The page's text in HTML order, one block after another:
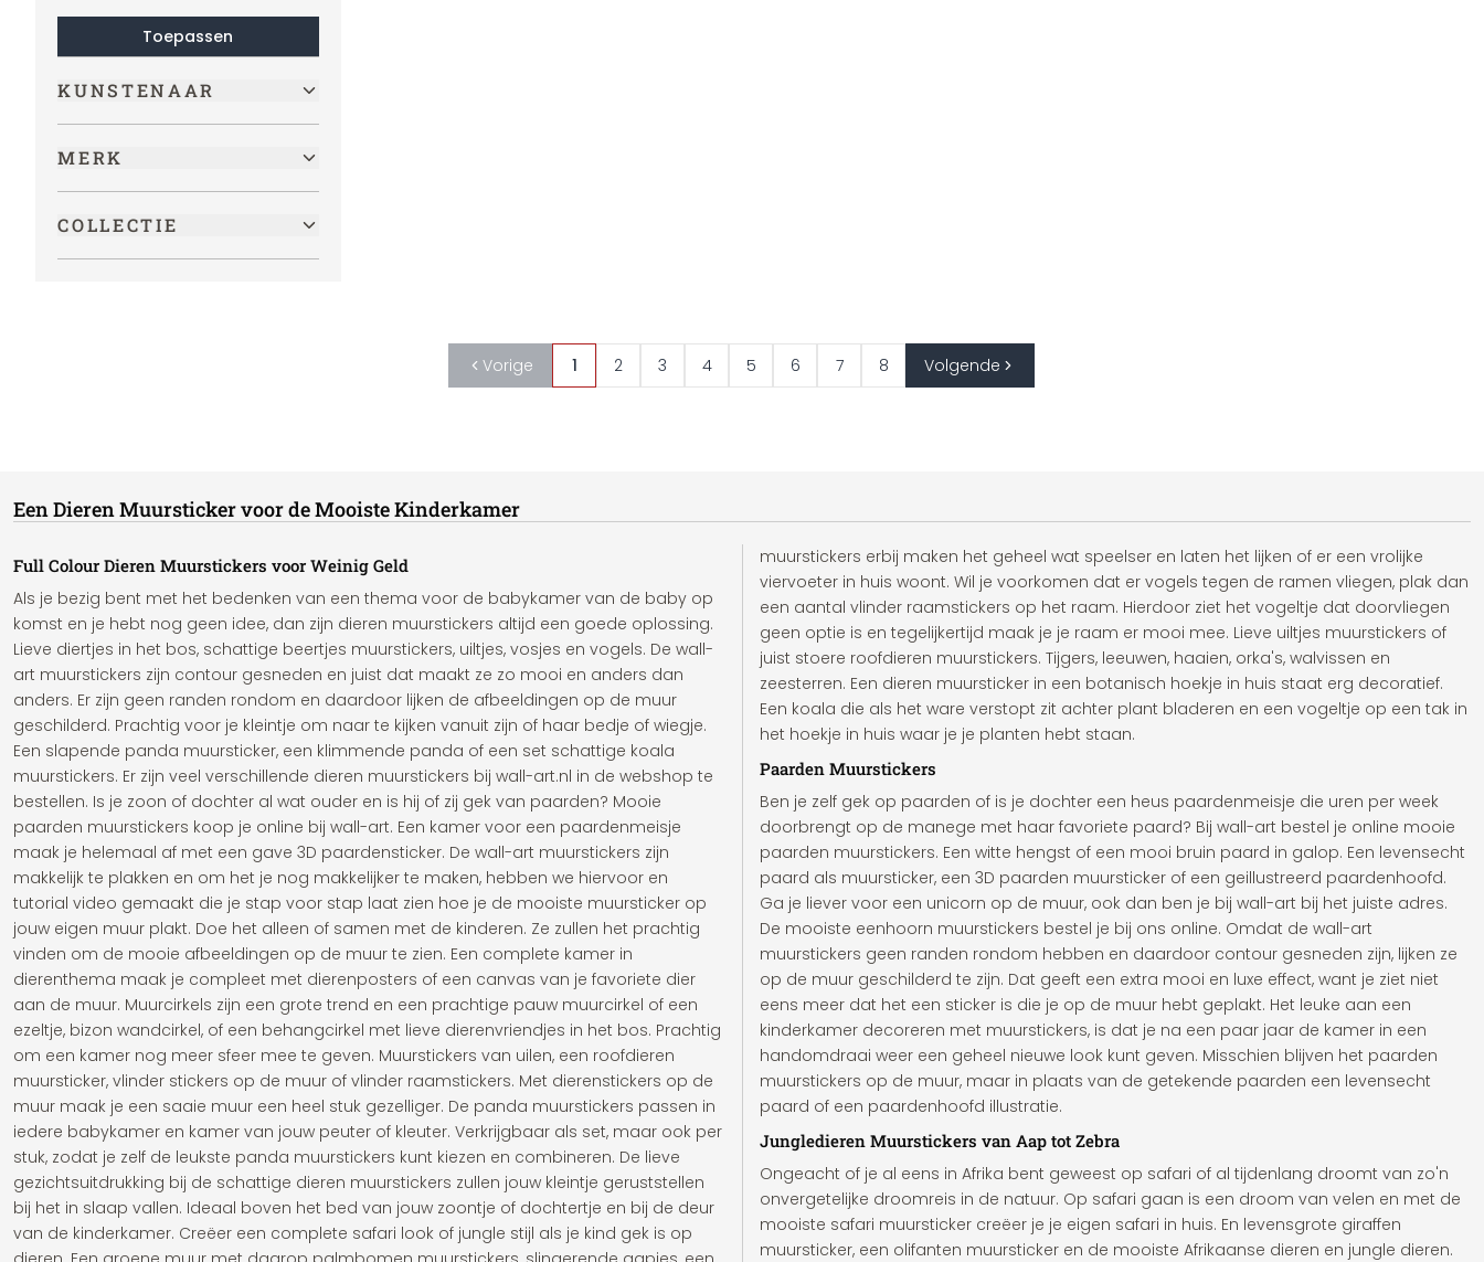
Toepassen
KUNSTENAAR
MERK
COLLECTIE
Vorige 1 2 3 4 5 6 7 8 Volgende
Een Dieren Muursticker voor de Mooiste Kinderkamer
Full Colour Dieren Muurstickers voor Weinig Geld
Als je bezig bent met het bedenken van een thema voor de babykamer van de baby op
komst en je hebt nog geen idee, dan zijn dieren muurstickers altijd een goede oplossing.
Lieve diertjes in het bos, schattige beertjes muurstickers, uiltjes, vosjes en vogels. De wall-
art muurstickers zijn contour gesneden en juist dat maakt ze zo mooi en anders dan
anders. Er zijn geen randen rondom en daardoor lijken de afbeeldingen op de muur
geschilderd. Prachtig voor je kleintje om naar te kijken vanuit zijn of haar bedje of wiegje.
Een slapende panda muursticker, een klimmende panda of een set schattige koala
muurstickers. Er zijn veel verschillende dieren muurstickers bij wall-art.nl in de webshop te
bestellen. Is je zoon of dochter al wat ouder en is hij of zij gek van paarden? Mooie
paarden muurstickers koop je online bij wall-art. Een kamer voor een paardenmeisje
maak je helemaal af met een gave 3D paardensticker. De wall-art muurstickers zijn
makkelijk te plakken en om het je nog makkelijker te maken, hebben we hiervoor en
tutorial video gemaakt die je stap voor stap laat zien hoe je de mooiste muursticker op
jouw eigen muur plakt. Doe het alleen of samen met de kinderen. Ze zullen het prachtig
vinden om de mooie afbeeldingen op de muur te zien. Een complete kamer in
dierenthema maak je compleet met dierenposters of een canvas van je favoriete dier
aan de muur. Muurcirkels zijn een grote trend en een prachtige pauw muurcirkel of een
ezeltje, bizon wandcirkel, of een behangcirkel met lieve dierenvriendjes in het bos. Prachtig
om een kamer nog meer sfeer mee te geven. Muurstickers van uilen, een roofdieren
muursticker, vlinder stickers op de muur of vlinder raamstickers. Met dierenstickers op de
muur maak je een saaie muur een heel stuk gezelliger. De panda muurstickers passen in
iedere babykamer en kamer van jouw peuter of kleuter. Verkrijgbaar als set, maar ook per
stuk, zodat je zelf de leukste panda muurstickers kunt kiezen en combineren. De lieve
gezichtsuitdrukking bij de schattige dieren muurstickers zullen jouw kleintje geruststellen
bij het in slaap vallen. Ideaal boven het bed van jouw zoontje of dochtertje en bij de deur
van de kinderkamer. Creëer een complete safari look of jungle stijl als je kind gek is op
muurstickers erbij maken het geheel wat speelser en laten het lijken of er een vrolijke
viervoeter in huis woont. Wil je voorkomen dat er vogels tegen de ramen vliegen, plak dan
een aantal vlinder raamstickers op het raam. Hierdoor ziet het vogeltje dat doorvliegen
geen optie is en tegelijkertijd maak je je raam er mooi mee. Lieve uiltjes muurstickers of
juist stoere roofdieren muurstickers. Tijgers, leeuwen, haaien, orka's, walvissen en
zeesterren. Een dieren muursticker in een botanisch hoekje in huis staat erg decoratief.
Een koala die als het ware verstopt zit achter plant bladeren en een vogeltje op een tak in
het hoekje in huis waar je je planten hebt staan.
Paarden Muurstickers
Ben je zelf gek op paarden of is je dochter een heus paardenmeisje die uren per week
doorbrengt op de manege met haar favoriete paard? Bij wall-art bestel je online mooie
paarden muurstickers. Een witte hengst of een mooi bruin paard in galop. Een levensecht
paard als muursticker, een 3D paarden muursticker of een geillustreerd paardenhoofd.
Ga je liever voor een unicorn op de muur, ook dan ben je bij wall-art bij het juiste adres.
De mooiste eenhoorn muurstickers bestel je bij ons online. Omdat de wall-art
muurstickers geen randen rondom hebben en daardoor contour gesneden zijn, lijken ze
op de muur geschilderd te zijn. Dat geeft een extra mooi en luxe effect, want je ziet niet
eens meer dat het een sticker is die je op de muur hebt geplakt. Het leuke aan een
kinderkamer decoreren met muurstickers, is dat je na een paar jaar de kamer in een
handomdraai weer een geheel nieuwe look kunt geven. Misschien blijven het paarden
muurstickers op de muur, maar in plaats van de getekende paarden een levensecht
paard of een paardenhoofd illustratie.
Jungledieren Muurstickers van Aap tot Zebra
Ongeacht of je al eens in Afrika bent geweest op safari of al tijdenlang droomt van zo'n
onvergetelijke droomreis in de natuur. Op safari gaan is een droom van velen en met de
mooiste safari muursticker creëer je je eigen safari in huis. En levensgrote giraffen
muursticker, een olifanten muursticker en de mooiste Afrikaanse dieren en jungle dieren.